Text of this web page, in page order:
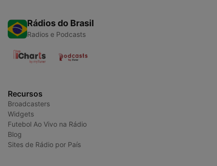
Rádios do Brasil
Radios e Podcasts
Recursos
Broadcasters
Widgets
Futebol Ao Vivo na Rádio
Blog
Sites de Rádio por País